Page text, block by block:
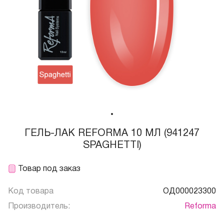
ГЕЛЬ-ЛАК REFORMA 10 МЛ (941247
SPAGHETTI)
Товар под заказ
Код товара ОД000023300
Производитель: Reforma